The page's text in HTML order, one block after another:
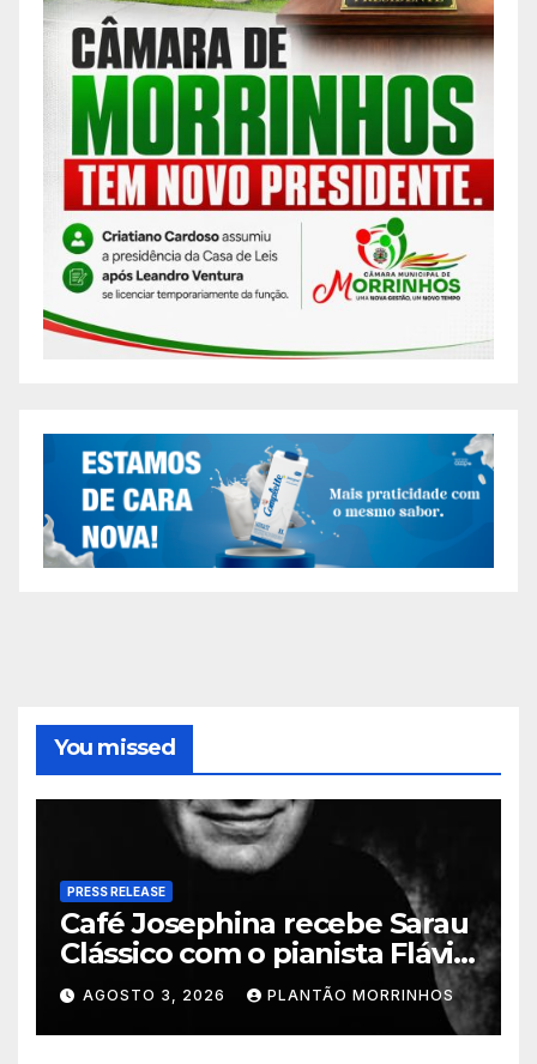
You missed
PRESS RELEASE
Café Josephina recebe Sarau
Clássico com o pianista Flávio
Varani nesta terça-feira
AGOSTO 3, 2026 PLANTÃO MORRINHOS